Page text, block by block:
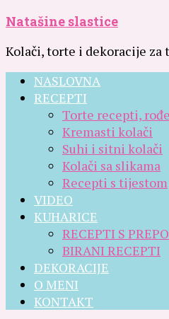
Natašine slastice
Kolači, torte i dekoracije za
NASLOVNA
RECEPTI
Torte recepti,
Kremasti kolači
Suhi i sitni kolači
Kolači sa slikama
Recepti s tijestom
VIDEO
KUHARICE
RECEPTI S
BIRANI RECEPTI
DEKORACIJE
O MENI
KONTAKT